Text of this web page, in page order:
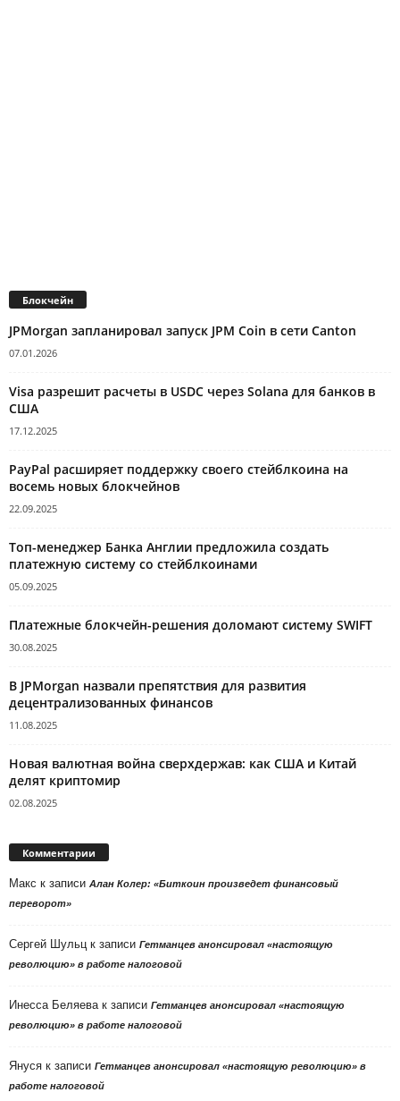
Блокчейн
JPMorgan запланировал запуск JPM Coin в сети Canton
07.01.2026
Visa разрешит расчеты в USDC через Solana для банков в
США
17.12.2025
PayPal расширяет поддержку своего стейблкоина на
восемь новых блокчейнов
22.09.2025
Топ-менеджер Банка Англии предложила создать
платежную систему со стейблкоинами
05.09.2025
Платежные блокчейн-решения доломают систему SWIFT
30.08.2025
В JPMorgan назвали препятствия для развития
децентрализованных финансов
11.08.2025
Новая валютная война сверхдержав: как США и Китай
делят криптомир
02.08.2025
Комментарии
Макс к записи Алан Колер: «Биткоин произведет финансовый
переворот»
Сергей Шульцк записи Гетманцев анонсировал «настоящую
революцию» в работе налоговой
Инесса Беляевак записи Гетманцев анонсировал «настоящую
революцию» в работе налоговой
Януся к записи Гетманцев анонсировал «настоящую революцию» в
работе налоговой